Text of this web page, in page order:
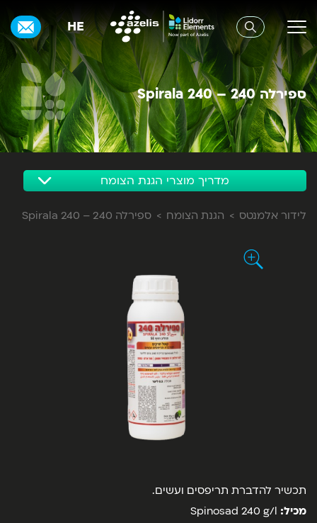
HE
ספירלה 240 – Spirala 240
מדריך מוצרי הגנת הצומח
לידור אלמנטס הגנת הצומח ספירלה 240 – Spirala 240
תכשיר להדברת תריפסים ועשים.
מכיל: